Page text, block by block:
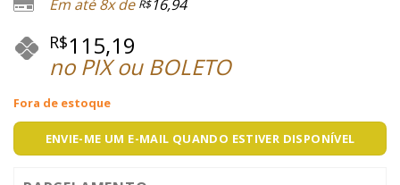
Em até 8x de R$16,94
R$115,19
no PIX ou BOLETO
Fora de estoque
ENVIE-ME UM E-MAIL QUANDO ESTIVER DISPONÍVEL